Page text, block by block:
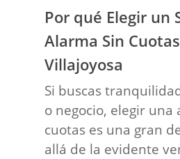
Por qué Elegir un
Alarma Sin
Villajoyosa
Si buscas
o negocio, elegir una
cuotas es una gran
allá de la evidente